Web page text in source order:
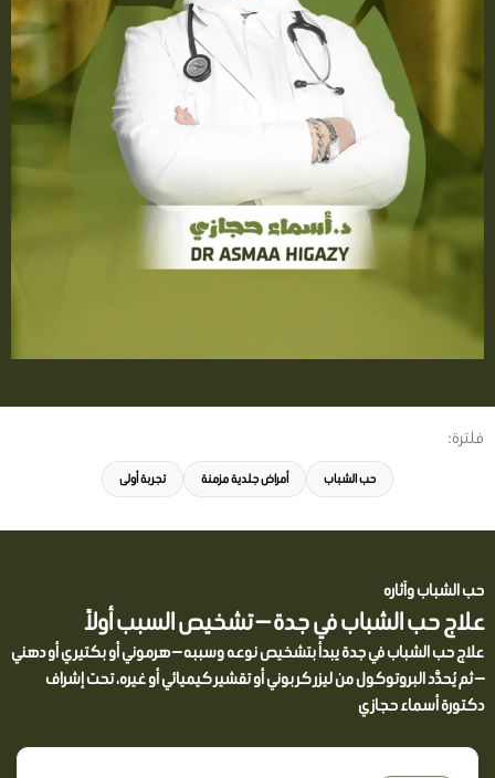
فلترة:
حب الشباب أمراض جلدية مزمنة تجربة أولى
حب الشباب وآثاره
علاج حب الشباب في جدة — تشخيص السبب أولاً
علاج حب الشباب في جدة يبدأ بتشخيص نوعه وسببه — هرموني أو بكتيري أو دهني
— ثم يُحدَّد البروتوكول من ليزر كربوني أو تقشير كيميائي أو غيره، تحت إشراف
دكتورة أسماء حجازي